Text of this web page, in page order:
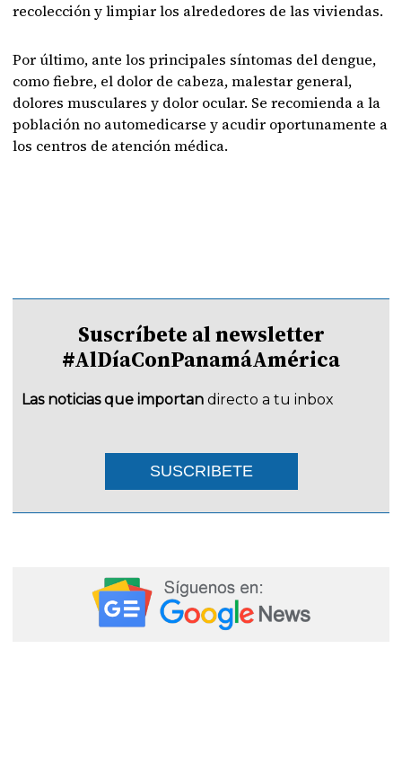
recolección y limpiar los alrededores de las viviendas.
Por último, ante los principales síntomas del dengue,
como fiebre, el dolor de cabeza, malestar general,
dolores musculares y dolor ocular. Se recomienda a la
población no automedicarse y acudir oportunamente a
los centros de atención médica.
Suscríbete al newsletter
#AlDíaConPanamáAmérica
Las noticias que importan directo a tu inbox
SUSCRIBETE